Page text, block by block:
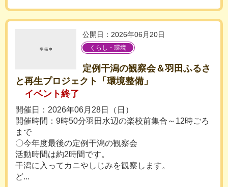
公開日：2026年06月20日
くらし・環境
定例干潟の観察会＆羽田ふるさ
と再生プロジェクト「環境整備」
イベント終了
開催日：2026年06月28日（日）
開催時間：9時50分羽田水辺の楽校前集合～12時ごろ
まで
〇今年度最後の定例干潟の観察会
活動時間は約2時間です。
干潟に入ってカニやしじみを観察します。
ど...